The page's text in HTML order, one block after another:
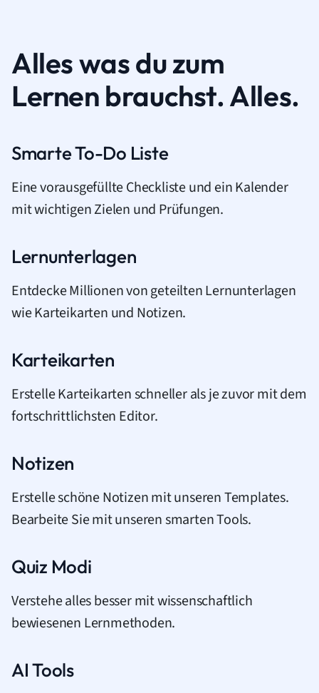
Alles was du zum
Lernen brauchst. Alles.
Smarte To-Do Liste
Eine vorausgefüllte Checkliste und ein Kalender
mit wichtigen Zielen und Prüfungen.
Lernunterlagen
Entdecke Millionen von geteilten Lernunterlagen
wie Karteikarten und Notizen.
Karteikarten
Erstelle Karteikarten schneller als je zuvor mit dem
fortschrittlichsten Editor.
Notizen
Erstelle schöne Notizen mit unseren Templates.
Bearbeite Sie mit unseren smarten Tools.
Quiz Modi
Verstehe alles besser mit wissenschaftlich
bewiesenen Lernmethoden.
AI Tools